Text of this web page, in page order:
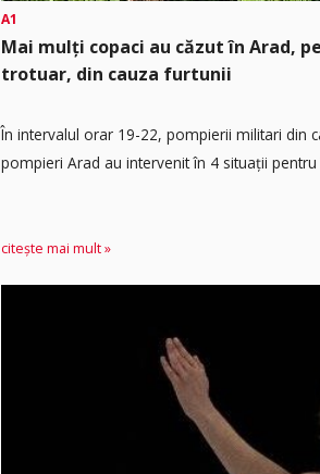
A1
Mai mulți copaci au căzut în Arad,
trotuar, din cauza furtunii
În intervalul orar 19-22, pompierii militari din
pompieri Arad au intervenit în 4 situații
citește mai mult »